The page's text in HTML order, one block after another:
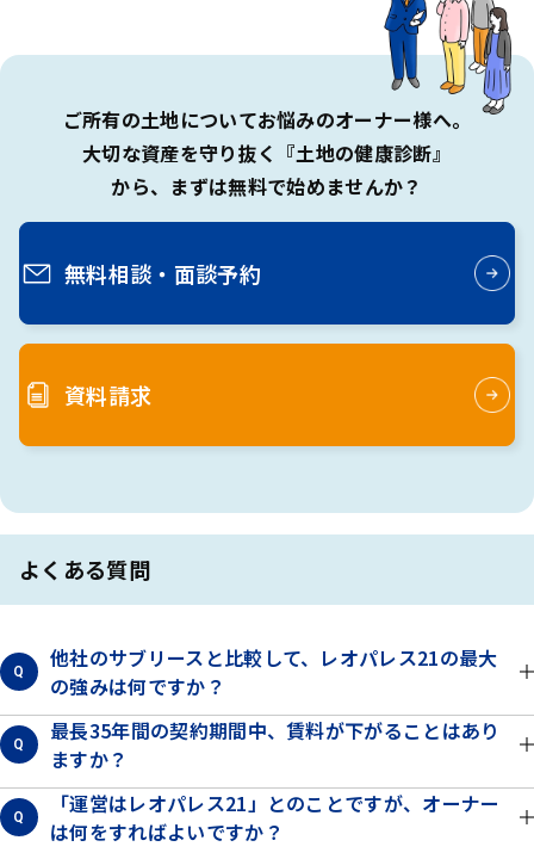
ご所有の土地についてお悩みのオーナー様へ。
大切な資産を守り抜く『土地の健康診断』
から、 まずは無料で始めませんか？
無料相談・ 面談予約
資料請求
よくある質問
Q
他社のサブリースと比較して、レオパレス21の最大
の強みは何ですか？
Q
最長35年間の契約期間中、賃料が下がることはあり
ますか？
Q
「運営はレオパレス21」とのことですが、オーナー
は何をすればよいですか？